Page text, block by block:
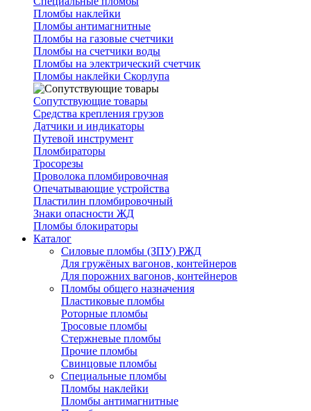
Пломбы наклейки
Пломбы антимагнитные
Пломбы на газовые счетчики
Пломбы на счетчики воды
Пломбы на электрический счетчик
Пломбы наклейки Скорлупа
Сопутствующие товары
Средства крепления грузов
Датчики и индикаторы
Путевой инструмент
Пломбираторы
Тросорезы
Проволока пломбировочная
Опечатывающие устройства
Пластилин пломбировочный
Знаки опасности ЖД
Пломбы блокираторы
Каталог
Силовые пломбы (ЗПУ) РЖД
Для гружёных вагонов, контейнеров
Для порожних вагонов, контейнеров
Пломбы общего назначения
Пластиковые пломбы
Роторные пломбы
Тросовые пломбы
Стержневые пломбы
Прочие пломбы
Свинцовые пломбы
Специальные пломбы
Пломбы наклейки
Пломбы антимагнитные